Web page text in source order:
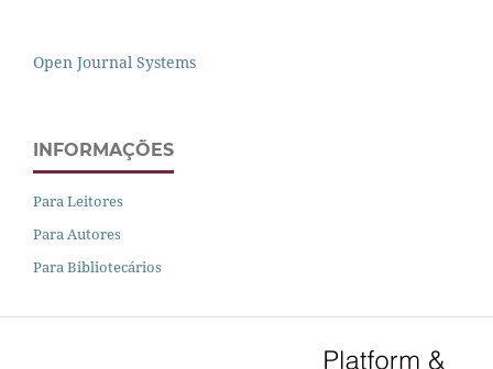
Open Journal Systems
INFORMAÇÕES
Para Leitores
Para Autores
Para Bibliotecários